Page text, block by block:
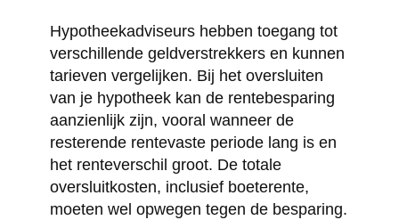
Hypotheekadviseurs hebben toegang tot
verschillende geldverstrekkers en kunnen
tarieven vergelijken. Bij het oversluiten
van je hypotheek kan de rentebesparing
aanzienlijk zijn, vooral wanneer de
resterende rentevaste periode lang is en
het renteverschil groot. De totale
oversluitkosten, inclusief boeterente,
moeten wel opwegen tegen de besparing.